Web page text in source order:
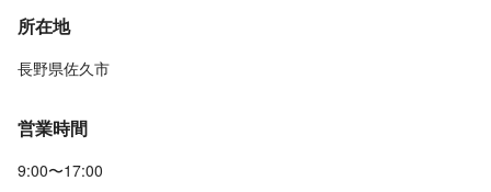
所在地
長野県佐久市
営業時間
9:00〜17:00